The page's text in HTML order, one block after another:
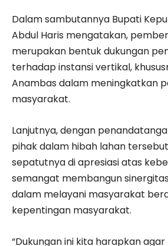
Dalam sambutannya Bupati
Abdul Haris mengatakan,
merupakan bentuk dukungan
terhadap instansi vertikal,
Anambas dalam meningkatkan
masyarakat.
Lanjutnya, dengan
pihak dalam hibah lahan
sepatutnya di apresiasi atas
semangat membangun
dalam melayani masyarakat
kepentingan masyarakat.
“Dukungan ini kita harapkan